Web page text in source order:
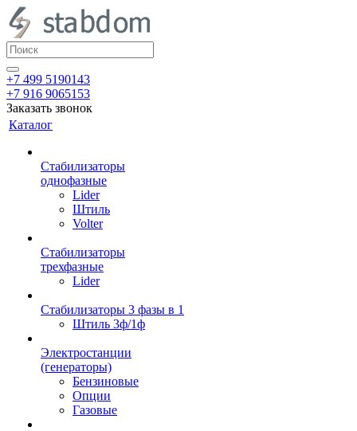
+7 499 5190143
+7 916 9065153
Заказать звонок
Каталог
Стабилизаторы
однофазные
Lider
Штиль
Volter
Стабилизаторы
трехфазные
Lider
Стабилизаторы 3 фазы в 1
Штиль 3ф/1ф
Электростанции
(генераторы)
Бензиновые
Опции
Газовые